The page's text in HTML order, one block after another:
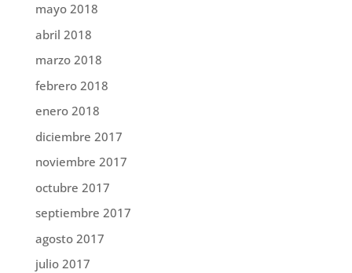
mayo 2018
abril 2018
marzo 2018
febrero 2018
enero 2018
diciembre 2017
noviembre 2017
octubre 2017
septiembre 2017
agosto 2017
julio 2017